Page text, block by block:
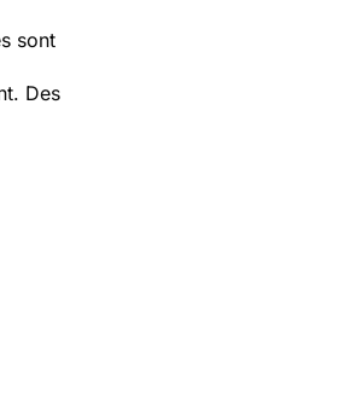
sont
Des